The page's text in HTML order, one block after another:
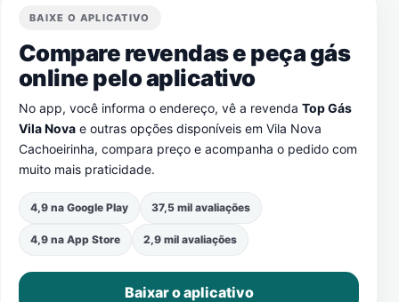
BAIXE O APLICATIVO
Compare revendas e peça gás
online pelo aplicativo
No app, você informa o endereço, vê a revenda Top Gás
Vila Nova e outras opções disponíveis em Vila Nova
Cachoeirinha, compara preço e acompanha o pedido com
muito mais praticidade.
4,9 na Google Play 37,5 mil avaliações
4,9 na App Store 2,9 mil avaliações
Baixar o aplicativo